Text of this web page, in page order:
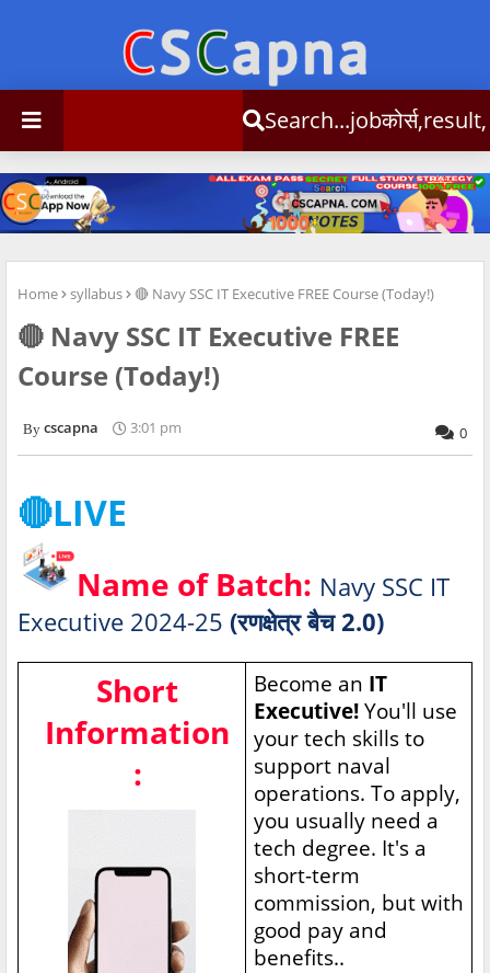
Search...jobकोर्स,result,csc info
Home syllabus 🔴 Navy SSC IT Executive FREE Course (Today!)
🔴 Navy SSC IT Executive FREE
Course (Today!)
cscapna 3:01 pm 0
🔴LIVE
Name of Batch: Navy SSC IT
Executive 2024-25 (रणक्षेत्र बैच 2.0)
Short
Information
:
Become an IT
Executive!You'll use
your tech skills to
support naval
operations. To apply,
you usually need a
tech degree. It's a
short-term
commission, but with
good pay and
benefits..